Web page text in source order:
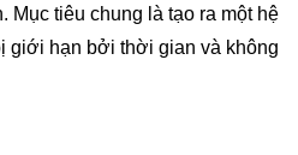
Mục tiêu chung là tạo ra một hệ
giới hạn bởi thời gian và không